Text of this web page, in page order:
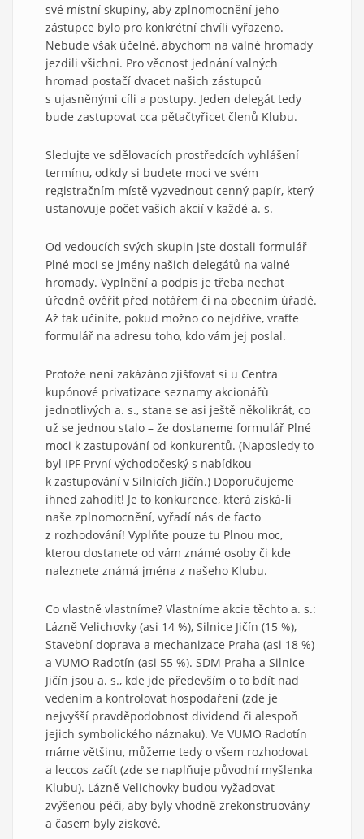
své místní skupiny, aby zplnomocnění jeho
zástupce bylo pro konkrétní chvíli vyřazeno.
Nebude však účelné, abychom na valné hromady
jezdili všichni. Pro věcnost jednání valných
hromad postačí dvacet našich zástupců
s ujasněnými cíli a postupy. Jeden delegát tedy
bude zastupovat cca pětačtyřicet členů Klubu.
Sledujte ve sdělovacích prostředcích vyhlášení
termínu, odkdy si budete moci ve svém
registračním místě vyzvednout cenný papír, který
ustanovuje počet vašich akcií v každé a. s.
Od vedoucích svých skupin jste dostali formulář
Plné moci se jmény našich delegátů na valné
hromady. Vyplnění a podpis je třeba nechat
úředně ověřit před notářem či na obecním úřadě.
Až tak učiníte, pokud možno co nejdříve, vraťte
formulář na adresu toho, kdo vám jej poslal.
Protože není zakázáno zjišťovat si u Centra
kupónové privatizace seznamy akcionářů
jednotlivých a. s., stane se asi ještě několikrát, co
už se jednou stalo – že dostaneme formulář Plné
moci k zastupování od konkurentů. (Naposledy to
byl IPF První východočeský s nabídkou
k zastupování v Silnicích Jičín.) Doporučujeme
ihned zahodit! Je to konkurence, která získá-li
naše zplnomocnění, vyřadí nás de facto
z rozhodování! Vyplňte pouze tu Plnou moc,
kterou dostanete od vám známé osoby či kde
naleznete známá jména z našeho Klubu.
Co vlastně vlastníme? Vlastníme akcie těchto a. s.:
Lázně Velichovky (asi 14 %), Silnice Jičín (15 %),
Stavební doprava a mechanizace Praha (asi 18 %)
a VUMO Radotín (asi 55 %). SDM Praha a Silnice
Jičín jsou a. s., kde jde především o to bdít nad
vedením a kontrolovat hospodaření (zde je
nejvyšší pravděpodobnost dividend či alespoň
jejich symbolického náznaku). Ve VUMO Radotín
máme většinu, můžeme tedy o všem rozhodovat
a leccos začít (zde se naplňuje původní myšlenka
Klubu). Lázně Velichovky budou vyžadovat
zvýšenou péči, aby byly vhodně zrekonstruovány
a časem byly ziskové.